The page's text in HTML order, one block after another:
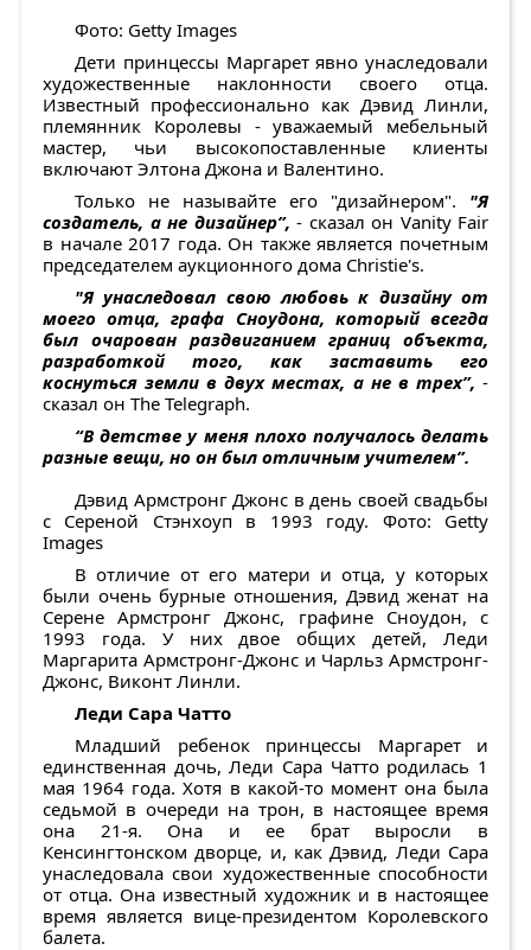
Фото: Getty Images
Дети принцессы Маргарет явно унаследовали
художественные наклонности своего отца.
Известный профессионально как Дэвид Линли,
племянник Королевы - уважаемый мебельный
мастер, чьи высокопоставленные клиенты
включают Элтона Джона и Валентино.
Только не называйте его "дизайнером". "Я
создатель, а не дизайнер”, - сказал он Vanity Fair
в начале 2017 года. Он также является почетным
председателем аукционного дома Christie's.
"Я унаследовал свою любовь к дизайну от
моего отца, графа Сноудона, который всегда
был очарован раздвиганием границ объекта,
разработкой того, как заставить его
коснуться земли в двух местах, а не в трех”, -
сказал он The Telegraph.
“В детстве у меня плохо получалось делать
разные вещи, но он был отличным учителем”.
Дэвид Армстронг Джонс в день своей свадьбы
с Сереной Стэнхоуп в 1993 году. Фото: Getty
Images
В отличие от его матери и отца, у которых
были очень бурные отношения, Дэвид женат на
Серене Армстронг Джонс, графине Сноудон, с
1993 года. У них двое общих детей, Леди
Маргарита Армстронг-Джонс и Чарльз Армстронг-
Джонс, Виконт Линли.
Леди Сара Чатто
Младший ребенок принцессы Маргарет и
единственная дочь, Леди Сара Чатто родилась 1
мая 1964 года. Хотя в какой-то момент она была
седьмой в очереди на трон, в настоящее время
она 21-я. Она и ее брат выросли в
Кенсингтонском дворце, и, как Дэвид, Леди Сара
унаследовала свои художественные способности
от отца. Она известный художник и в настоящее
время является вице-президентом Королевского
балета.